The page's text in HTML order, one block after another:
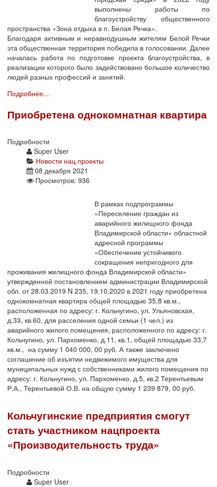
выполнены работы по
благоустройству общественного
пространства «Зона отдыха в п. Белая Речка».
Благодаря активным и неравнодушным жителям Белой Речки
эта общественная территория победила в голосовании. Далее
началась работа по подготовке проекта благоустройства, в
реализации которого было задействовано большое количество
людей разных профессий и занятий.
Подробнее...
Приобретена однокомнатная квартира
Подробности
Super User
Новости нац проекты
08 декабря 2021
Просмотров: 936
В рамках подпрограммы
«Переселение граждан из
аварийного жилищного фонда
Владимирской области» областной
адресной программы
«Обеспечение устойчивого
сокращения непригодного для
проживания жилищного фонда Владимирской области»
утвержденной постановлением администрации Владимирской
обл. от 28.03.2019 N 235, 19.10.2020 в 2021 году приобретена
однокомнатная квартира общей площадью 35,8 кв.м.,
расположенная по адресу: г. Кольчугино, ул. Ульяновская,
д.33, кв.60, для расселения одной семьи (1 чел.) из
аварийного жилого помещения, расположенного по адресу: г.
Кольчугино, ул. Пархоменко, д.11, кв.1, общей площадью 33,7
кв.м., на сумму 1 040 000, 00 руб. А также заключено
соглашение об изъятии недвижимого имущества для
муниципальных нужд с собственниками жилого помещения по
адресу: г. Кольчугино, ул. Пархоменко, д.5, кв.2 Терентьевым
Р.А., Терентьевой О.В. на общую сумму 1 239 879, 00 руб.
Кольчугинские предприятия смогут
стать участником нацпроекта
«Производительность труда»
Подробности
Super User